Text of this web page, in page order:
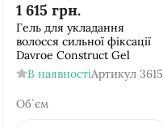
1 615 грн.
Гель для укладання
волосся сильної фіксації
Davroe Construct Gel
В наявностіАртикул 3615
Об`єм